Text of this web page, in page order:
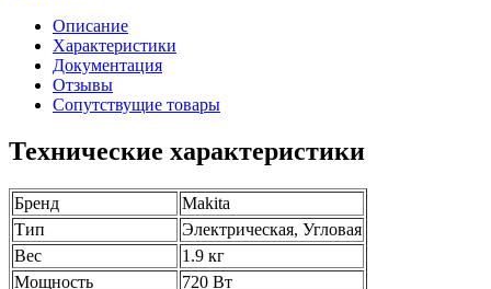
Описание
Характеристики
Документация
Отзывы
Сопутствущие товары
Технические характеристики
Бренд
Makita
Тип
Электрическая, Угловая
Вес
1.9 кг
Мощность
720 Вт